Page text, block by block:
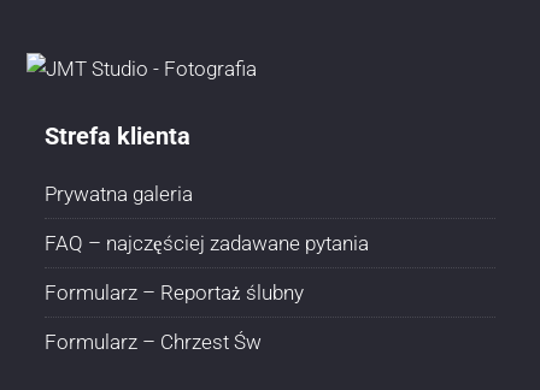
Strefa klienta
Prywatna galeria
FAQ – najczęściej zadawane pytania
Formularz – Reportaż ślubny
Formularz – Chrzest Św